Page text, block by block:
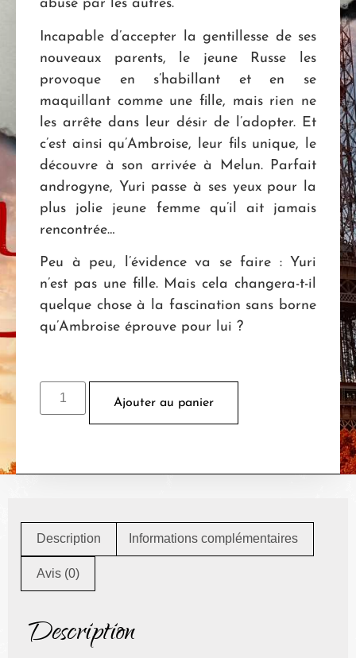
abusé par les autres.
Incapable d’accepter la gentillesse de ses
nouveaux parents, le jeune Russe les
provoque en s’habillant et en se
maquillant comme une fille, mais rien ne
les arrête dans leur désir de l’adopter. Et
c’est ainsi qu’Ambroise, leur fils unique, le
découvre à son arrivée à Melun. Parfait
androgyne, Yuri passe à ses yeux pour la
plus jolie jeune femme qu’il ait jamais
rencontrée…
Peu à peu, l’évidence va se faire : Yuri
n’est pas une fille. Mais cela changera-t-il
quelque chose à la fascination sans borne
qu’Ambroise éprouve pour lui ?
Ajouter au panier
Description Informations complémentaires
Avis (0)
Description